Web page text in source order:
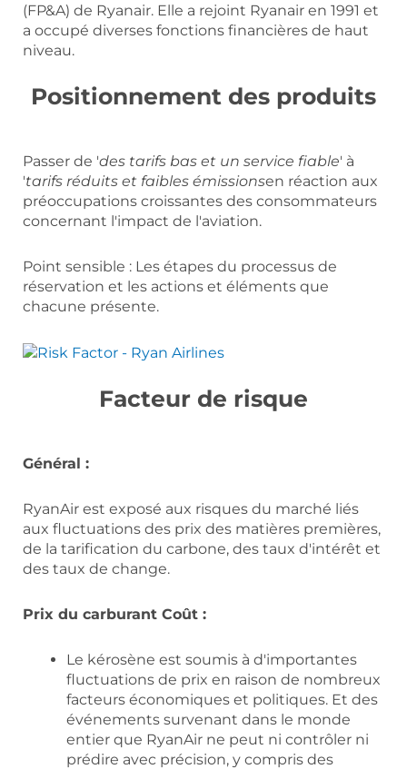
(FP&A) de Ryanair. Elle a rejoint Ryanair en 1991 et
a occupé diverses fonctions financières de haut
niveau.
Positionnement des produits
Passer de 'des tarifs bas et un service fiable' à
'tarifs réduits et faibles émissionsen réaction aux
préoccupations croissantes des consommateurs
concernant l'impact de l'aviation.
Point sensible : Les étapes du processus de
réservation et les actions et éléments que
chacune présente.
Facteur de risque
Général :
RyanAir est exposé aux risques du marché liés
aux fluctuations des prix des matières premières,
de la tarification du carbone, des taux d'intérêt et
des taux de change.
Prix du carburant Coût :
Le kérosène est soumis à d'importantes
fluctuations de prix en raison de nombreux
facteurs économiques et politiques. Et des
événements survenant dans le monde
entier que RyanAir ne peut ni contrôler ni
prédire avec précision, y compris des